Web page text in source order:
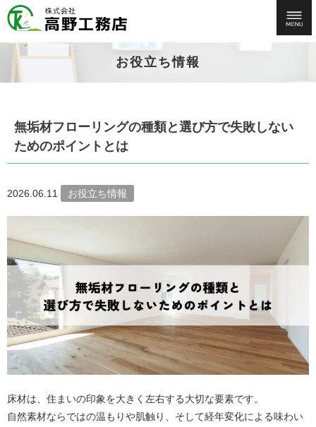
お役立ち情報
無垢材フローリングの種類と選び方で失敗しない
ためのポイントとは
2026.06.11 お役立ち情報
床材は、住まいの印象を大きく左右する大切な要素です。
自然素材ならではの温もりや肌触り、そして経年変化による味わい